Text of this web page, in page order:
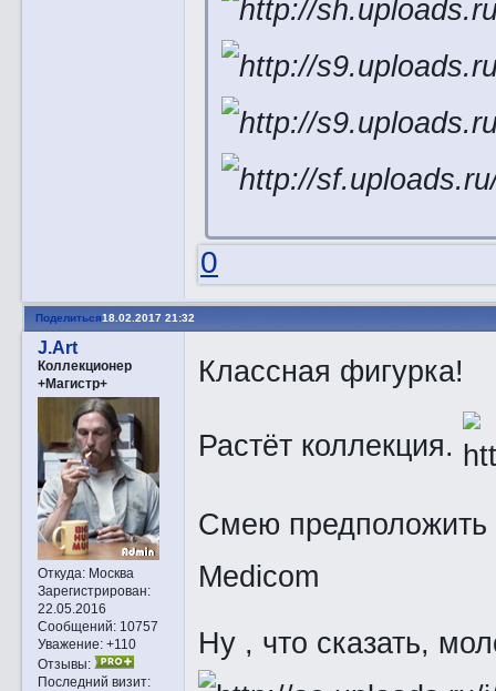
0
Поделиться18.02.2017 21:32
J.Art
Коллекционер
+Магистр+
Откуда:Москва
Зарегистрирован:
22.05.2016
Сообщений:10757
Уважение: +110
Отзывы:
Последний визит:
Классная фигурка!
Растёт коллекция.
Смею предположить
Medicom
Ну , что сказать,